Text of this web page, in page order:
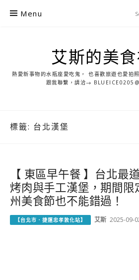
Menu
艾斯的美
熱愛新事物的水瓶座愛吃鬼， 也喜歡旅遊也愛拍
跟我聯繫，請洽→
標籤: 台北漢堡
【 東區早午餐 】台北最
烤肉與手工漢堡，期間限
州美食節也不能錯過！
【台北市．捷運忠孝敦化站】 艾斯 2025-09-